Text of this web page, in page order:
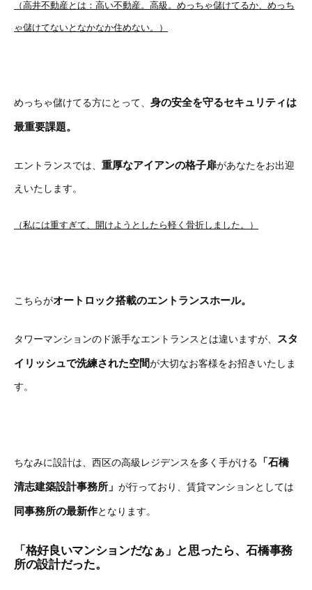
（高井不動産とは：高い不動産。高級。めっちゃ儲けてるか、めっち
ゃ儲けてないとなかなか住めない。）
めっちゃ儲けてる方にとって、 身の安全を守るセキュリティは
最重要課題。
エントランスでは、 重厚なアイアンの格子扉があなたをお出迎
えいたします。
（私には重すぎて、開けようとしたら軽く骨折しました。）
こちらがオートロック搭載のエントランスホール。
タワーマンションのド派手なエントランスとは違いますが、 スタ
イリッシュで洗練された空間が大切なお客様をお招きいたしま
す。
ちなみに設計は、西区の高級レジデンスを多く手がける 「石橋
清志建築設計事務所」 が行っており、賃貸マンションとしては
同事務所の最新作となります。
「格好良いマンションだなぁ」と思ったら、石橋事務
所の設計だった。